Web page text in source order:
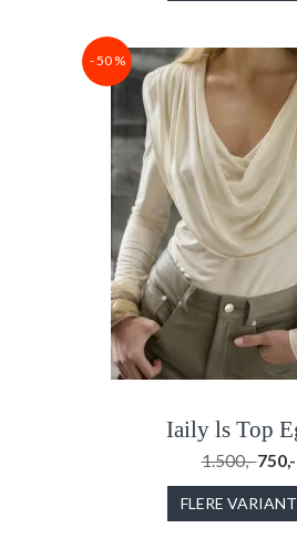
- 50 %
Iaily ls Top
1.500,-750,-
FLERE